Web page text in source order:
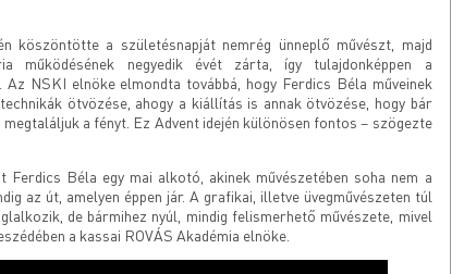
köszöntötte a születésnapját nemrég ünneplő művészt, majd
működésének negyedik évét zárta, így tulajdonképpen a
Az NSKI elnöke elmondta továbbá, hogy Ferdics Béla műveinek
ötvözése, ahogy a kiállítás is annak ötvözése, hogy bár
a fényt. Ez Advent idején különösen fontos – szögezte
Béla egy mai alkotó, akinek művészetében soha nem a
az út, amelyen éppen jár. A grafikai, illetve üvegművészeten túl
de bármihez nyúl, mindig felismerhető művészete, mivel
a kassai ROVÁS Akadémia elnöke.